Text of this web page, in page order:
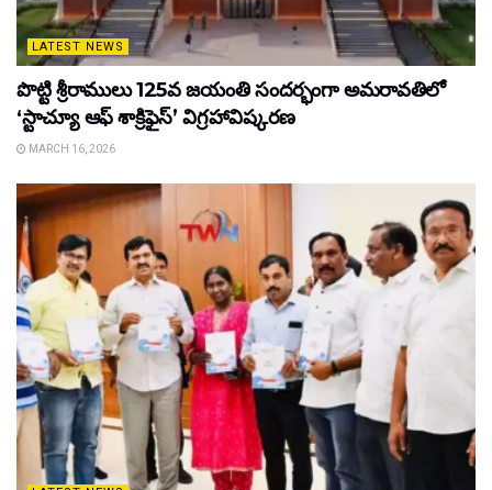
LATEST NEWS
పొట్టి శ్రీరాములు 125వ జయంతి సందర్భంగా అమరావతిలో
‘స్టాచ్యూ ఆఫ్ శాక్రిఫైస్’ విగ్రహావిష్కరణ
MARCH 16, 2026